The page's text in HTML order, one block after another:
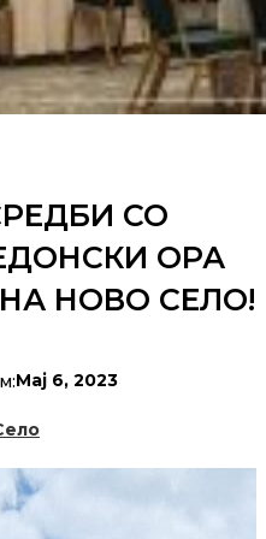
СО
ОРА
НОВО СЕЛО!
Мај 6, 2023